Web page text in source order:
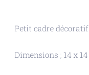
Petit cadre décoratif
Dimensions ; 14 x 14